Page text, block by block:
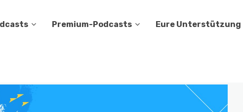
Premium-Podcasts Eure Unterstützung